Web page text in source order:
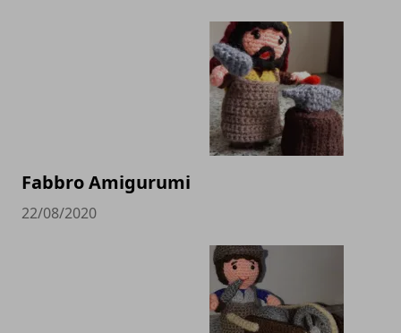
Fabbro Amigurumi
22/08/2020